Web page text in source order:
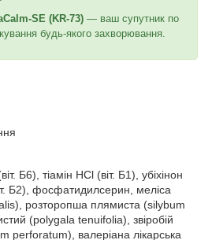
SE (KR-73) — ваш супутник по
будь-якого захворювання.
Б6), тіамін HCl (віт. Б1), убіхінон
Б2), фосфатидилсерин, меліса
розторопша плямиста (silybum
(polygala tenuifolia), звіробій
perforatum), валеріана лікарська